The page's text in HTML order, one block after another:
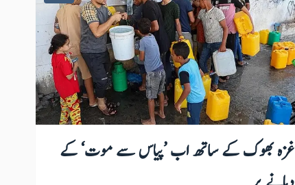
غزہ بھوک کے ساتھ اب ’پیاس سے موت‘ کے